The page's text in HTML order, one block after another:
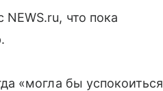
NEWS.ru, что пока
«могла бы успокоиться